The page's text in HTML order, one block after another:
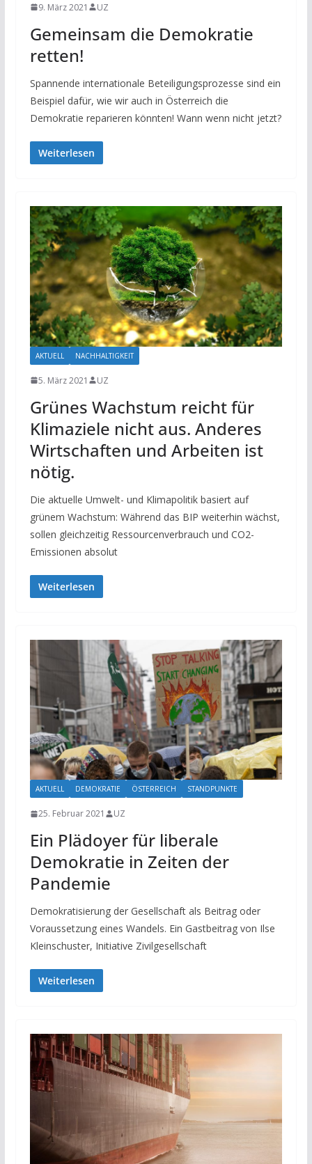
9. März 2021 UZ
Gemeinsam die Demokratie
retten!
Spannende internationale Beteiligungsprozesse sind ein
Beispiel dafür, wie wir auch in Österreich die
Demokratie reparieren könnten! Wann wenn nicht jetzt?
Weiterlesen
AKTUELL NACHHALTIGKEIT
5. März 2021 UZ
Grünes Wachstum reicht für
Klimaziele nicht aus. Anderes
Wirtschaften und Arbeiten ist
nötig.
Die aktuelle Umwelt- und Klimapolitik basiert auf
grünem Wachstum: Während das BIP weiterhin wächst,
sollen gleichzeitig Ressourcenverbrauch und CO2-
Emissionen absolut
Weiterlesen
AKTUELL DEMOKRATIE ÖSTERREICH STANDPUNKTE
25. Februar 2021 UZ
Ein Plädoyer für liberale
Demokratie in Zeiten der
Pandemie
Demokratisierung der Gesellschaft als Beitrag oder
Voraussetzung eines Wandels. Ein Gastbeitrag von Ilse
Kleinschuster, Initiative Zivilgesellschaft
Weiterlesen